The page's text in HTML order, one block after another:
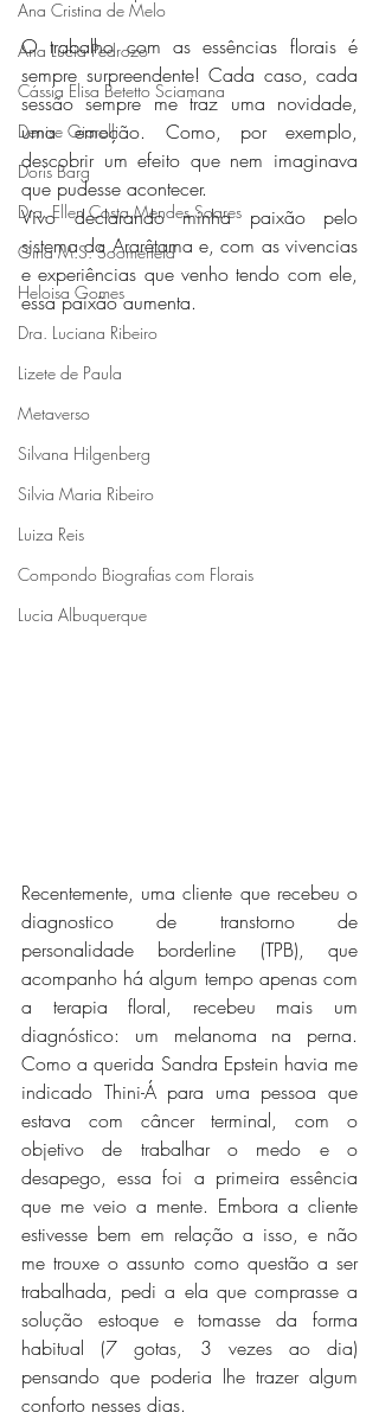
Ana Cristina de Melo
Ana Lúcia Pedrozo
Cássia Elisa Betetto Sciamana
Denise Giarelli
Doris Barg
Dra. Ellen Costa Mendes Soares
Gina M.S. Soomerfeld
Heloisa Gomes
Dra. Luciana Ribeiro
Lizete de Paula
Metaverso
Silvana Hilgenberg
Silvia Maria Ribeiro
Luiza Reis
Compondo Biografias com Florais
Lucia Albuquerque
O trabalho com as essências florais é
sempre surpreendente! Cada caso, cada
sessão sempre me traz uma novidade,
uma emoção. Como, por exemplo,
descobrir um efeito que nem imaginava
que pudesse acontecer.
Vivo declarando minha paixão pelo
sistema da Ararêtama e, com as vivencias
e experiências que venho tendo com ele,
essa paixão aumenta.
Recentemente, uma cliente que recebeu o
diagnostico de transtorno de
personalidade borderline (TPB), que
acompanho há algum tempo apenas com
a terapia floral, recebeu mais um
diagnóstico: um melanoma na perna.
Como a querida Sandra Epstein havia me
indicado Thini-Á para uma pessoa que
estava com câncer terminal, com o
objetivo de trabalhar o medo e o
desapego, essa foi a primeira essência
que me veio a mente. Embora a cliente
estivesse bem em relação a isso, e não
me trouxe o assunto como questão a ser
trabalhada, pedi a ela que comprasse a
solução estoque e tomasse da forma
habitual (7 gotas, 3 vezes ao dia)
pensando que poderia lhe trazer algum
conforto nesses dias.